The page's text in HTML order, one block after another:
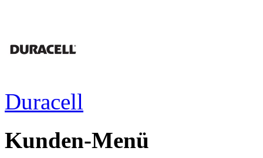
Duracell
Kunden-Menü